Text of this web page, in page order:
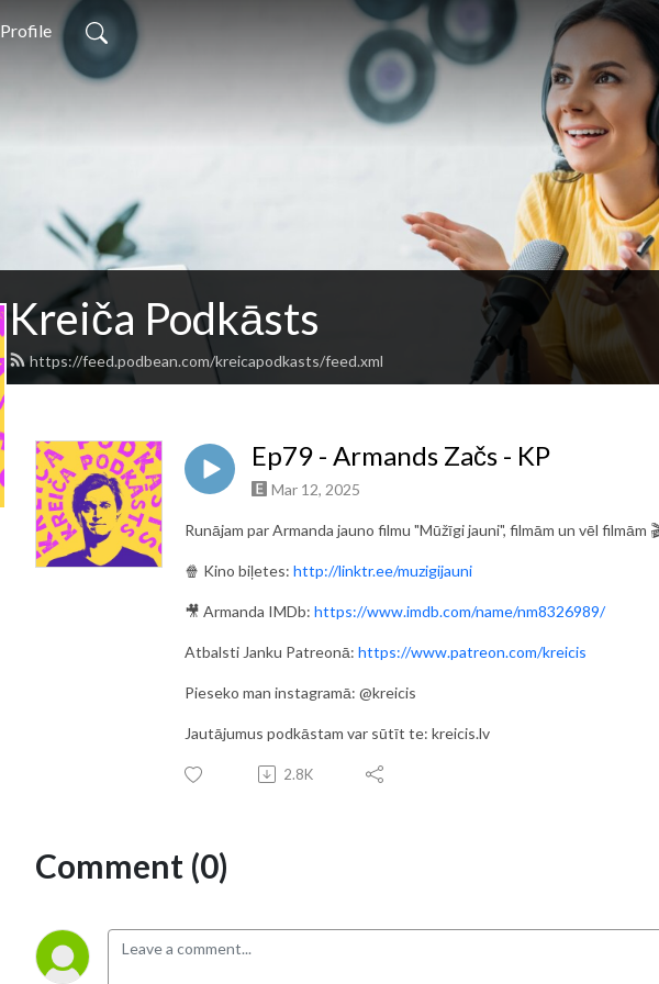
Profile
Kreiča Podkāsts
https://feed.podbean.com/kreicapodkasts/feed.xml
Ep79 - Armands Začs - KP
Mar 12, 2025
Runājam par Armanda jauno filmu "Mūžīgi jauni", filmām un vēl filmām
🍿 Kino biļetes: http://linktr.ee/muzigijauni
🎥 Armanda IMDb: https://www.imdb.com/name/nm8326989/
Atbalsti Janku Patreonā: https://www.patreon.com/kreicis
Pieseko man instagramā: @kreicis
Jautājumus podkāstam var sūtīt te: kreicis.lv
2.8K
Comment (0)